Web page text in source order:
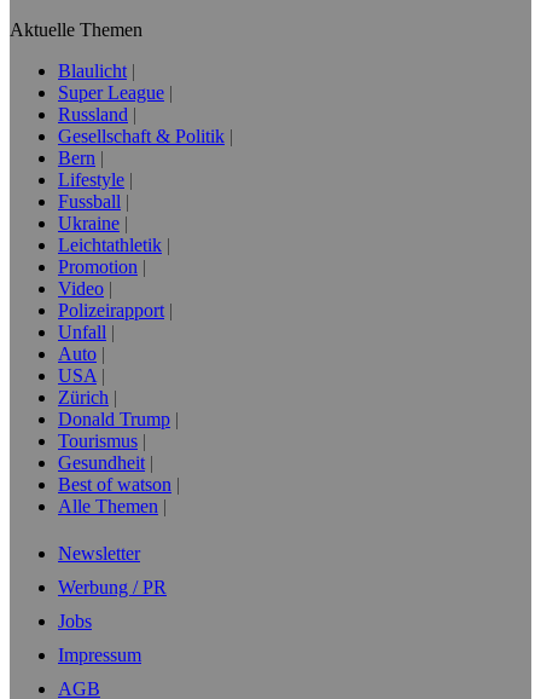
Aktuelle Themen
Blaulicht
Super League
Russland
Gesellschaft & Politik
Bern
Lifestyle
Fussball
Ukraine
Leichtathletik
Promotion
Video
Polizeirapport
Unfall
Auto
USA
Zürich
Donald Trump
Tourismus
Gesundheit
Best of watson
Alle Themen
Newsletter
Werbung / PR
Jobs
Impressum
AGB